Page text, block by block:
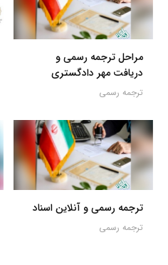
مراحل ترجمه رسمی و
دریافت مهر دادگستری
ترجمه رسمی
ترجمه رسمی و آنلاین اسناد
ترجمه رسمی